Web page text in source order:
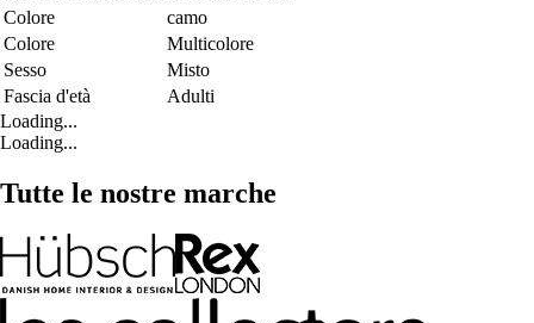
Colore
camo
Colore
Multicolore
Sesso
Misto
Fascia d'età
Adulti
Loading...
Loading...
Tutte le nostre marche